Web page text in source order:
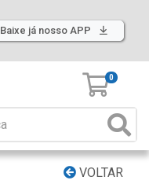
Baixe já nosso APP
0
VOLTAR